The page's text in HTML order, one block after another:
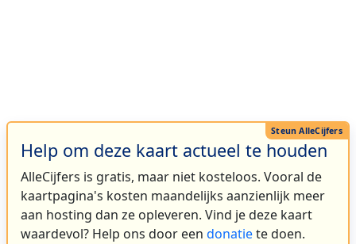
Help om deze kaart actueel te houden
AlleCijfers is gratis, maar niet kosteloos. Vooral de
kaartpagina's kosten maandelijks aanzienlijk meer
aan hosting dan ze opleveren. Vind je deze kaart
waardevol? Help ons door een donatiete doen.